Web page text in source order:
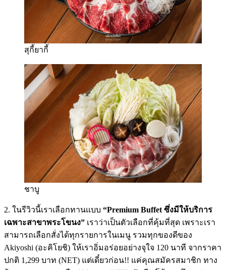
สุกี้ยากี้
ชาบู
2. ในรีวิวนี้เราเลือกทานแบบ “Premium Buffet ซึ่งมีให้บริการ
เฉพาะสาขาพระโขนง” เราว่าเป็นตัวเลือกที่คุ้มที่สุด เพราะเรา
สามารถเลือกสั่งได้ทุกรายการในเมนู รวมทุกของดีของ
Akiyoshi (อะคิโยชิ) ให้เราอิ่มอร่อยอย่างจุใจ 120 นาที จากราคา
ปกติ 1,299 บาท (NET) แต่เดี๋ยวก่อน!! แค่คุณสมัครสมาชิก ทาง